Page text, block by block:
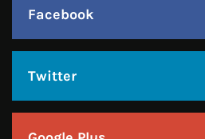
हमसे जुड़े !!